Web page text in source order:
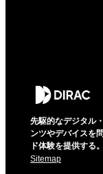
先駆的なデジタル
ンツやデバイスを
ド体験を提供する。
Sitemap